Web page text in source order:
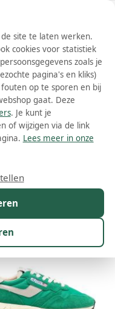
Wis filters Alle filters
site te laten werken.
cookies voor statistiek
zoals je
pagina's en kliks)
op te sporen en bij
gaat. Deze
. Je kunt je
of wijzigen via de link
Lees meer in onze